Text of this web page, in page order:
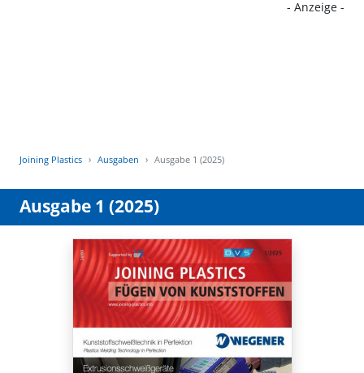
- Anzeige -
Joining Plastics Ausgaben Ausgabe 1 (2025)
Ausgabe 1 (2025)